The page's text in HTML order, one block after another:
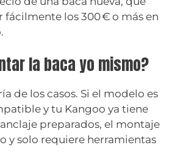
fácilmente los 300 € o más en
la baca yo mismo?
de los casos. Si el modelo es
y tu Kangoo ya tiene
preparados, el montaje
y solo requiere herramientas